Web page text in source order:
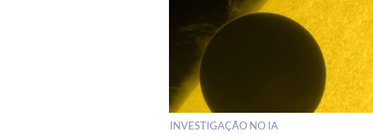
INVESTIGAÇÃO NO IA